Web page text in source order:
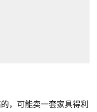
，可能卖一套家具得利